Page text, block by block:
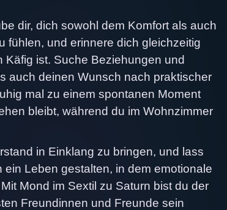
dir, dich sowohl dem Komfort als auch
fühlen, und erinnere dich gleichzeitig
ist. Suche Beziehungen und
auch deinen Wunsch nach praktischer
mal zu einem spontanen Moment
bleibt, während du im Wohnzimmer
in Einklang zu bringen, und lass
Leben gestalten, in dem emotionale
Mond im Sextil zu Saturn bist du der
Freundinnen und Freunde sein